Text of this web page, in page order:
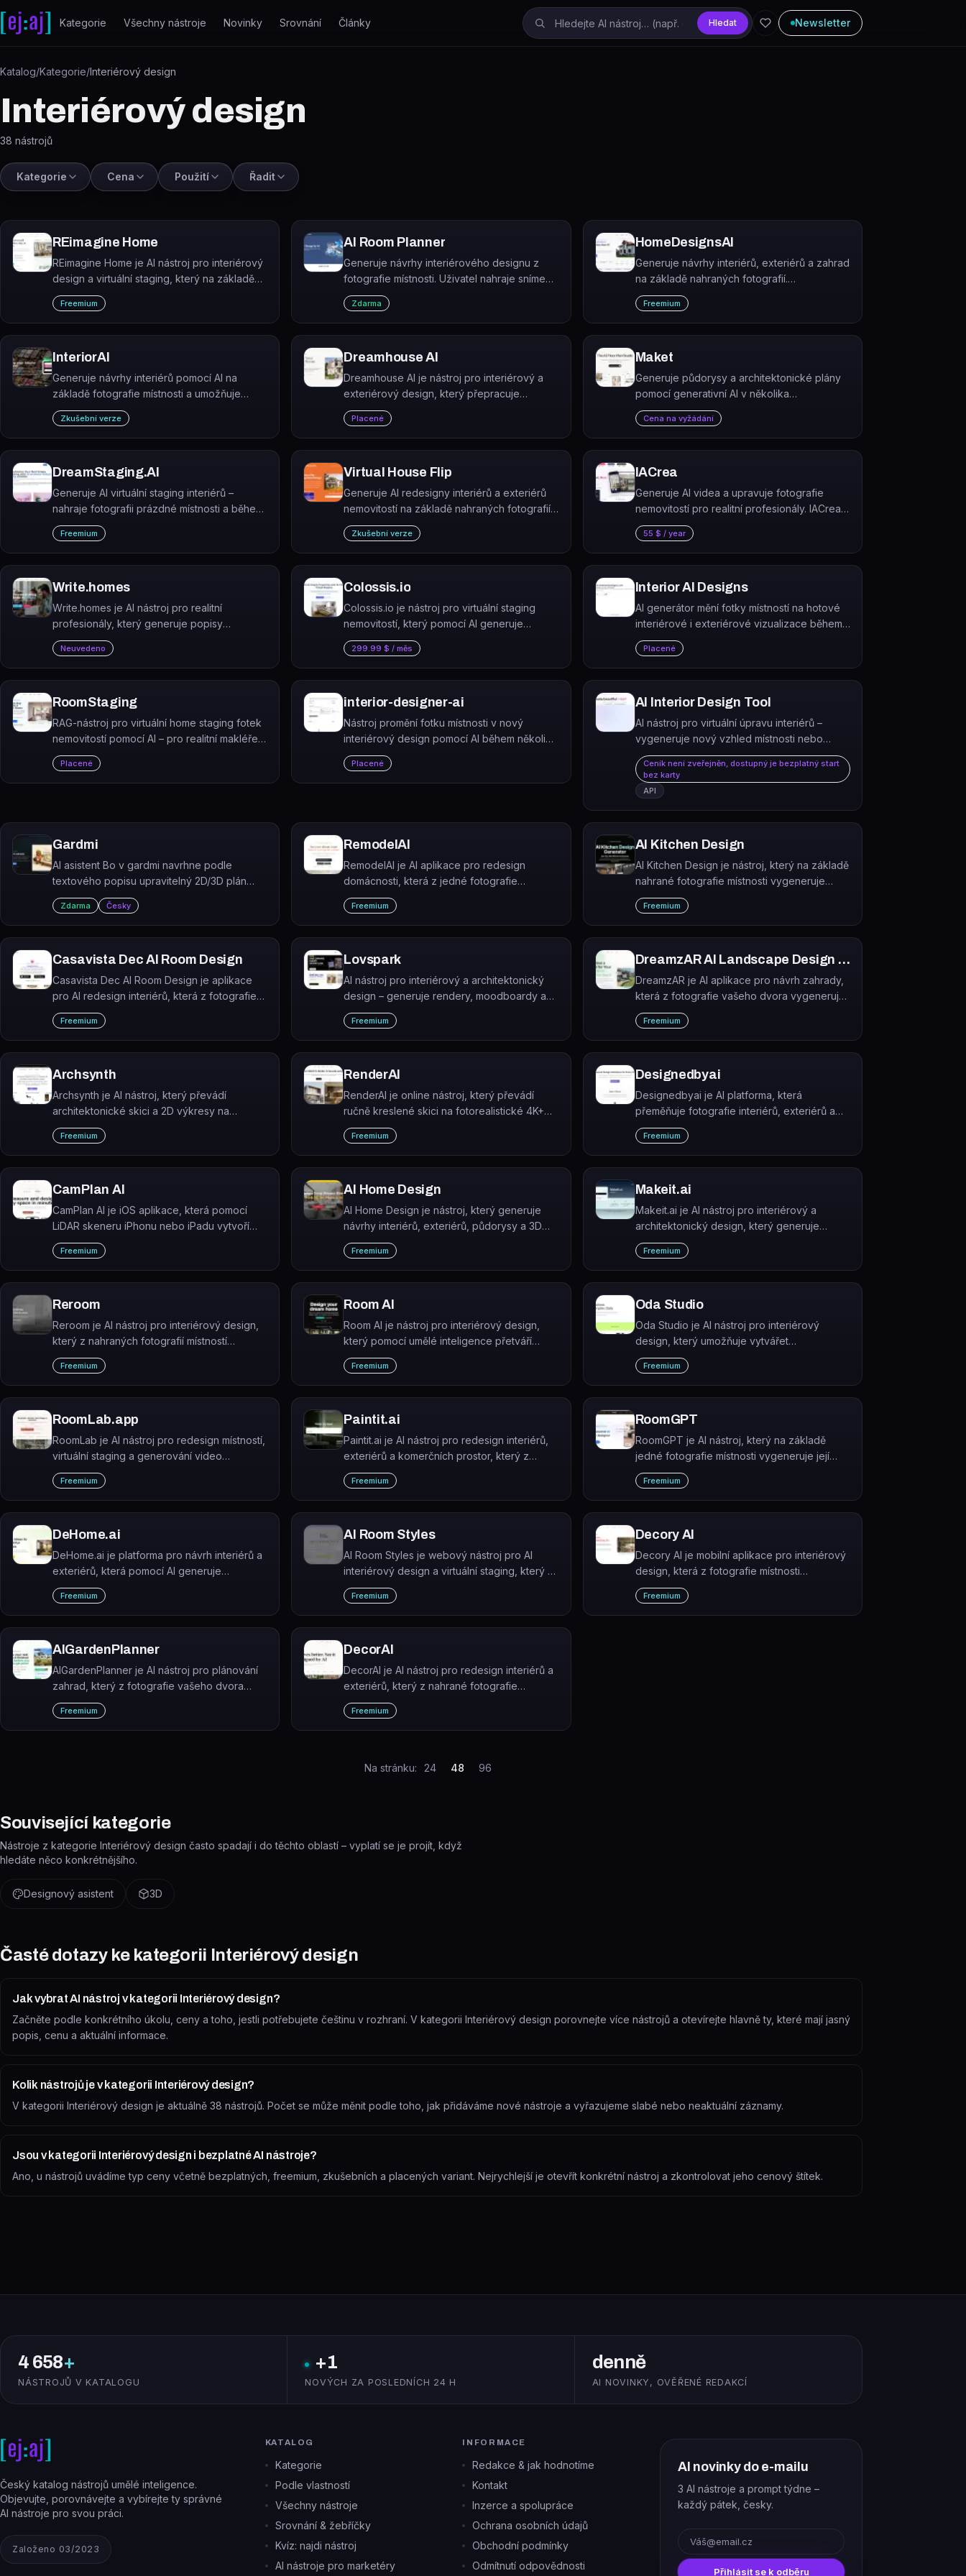
Přeskočit na obsah
Kategorie Všechny nástroje Novinky Srovnání Články Hledat Newsletter
Katalog/Kategorie/Interiérový design
Interiérový design
38 nástrojů
Kategorie Cena Použití Řadit
REimagine Home
REimagine Home je AI nástroj pro interiérový
design a virtuální staging, který na základě
nahrané fotografie místnosti generuje nové
designové návrhy.
Freemium
AI Room Planner
Generuje návrhy interiérového designu z
fotografie místnosti. Uživatel nahraje snímek,
vybere styl a typ místnosti, a AI okamžitě
vytvoří vizualizace redesignu.
Zdarma
HomeDesignsAI
Generuje návrhy interiérů, exteriérů a zahrad
na základě nahraných fotografií.
HomeDesignsAI je AI nástroj pro redesign
domácích prostorů s více než 80 styly.
Freemium
InteriorAI
Generuje návrhy interiérů pomocí AI na
základě fotografie místnosti a umožňuje
virtuální staging pro realitní inzeráty.
Zkušební verze
Dreamhouse AI
Dreamhouse AI je nástroj pro interiérový a
exteriérový design, který přepracuje
libovolnou místnost na základě nahraté
fotografie.
Placené
Maket
Generuje půdorysy a architektonické plány
pomocí generativní AI v několika
jednoduchých krocích.
Cena na vyžádání
DreamStaging.AI
Generuje AI virtuální staging interiérů –
nahraje fotografii prázdné místnosti a během
minut vytvoří desítky profesionálně
zařízených variant v různých stylech.
Freemium
Virtual House Flip
Generuje AI redesigny interiérů a exteriérů
nemovitostí na základě nahraných fotografií.
Virtual House Flip je webový nástroj pro
virtuální přeměnu domů určený majitelům,
designérům i realitním investorům.
Zkušební verze
IACrea
Generuje AI videa a upravuje fotografie
nemovitostí pro realitní profesionály. IACrea
je platforma, která převádí fotografie bytů a
domů na profesionální videa a home staging
snímky.
55 $ / year
Write.homes
Write.homes je AI nástroj pro realitní
profesionály, který generuje popisy
nemovitostí, průvodce čtvrtěmi a e-mailové
šablony.
Neuvedeno
Colossis.io
Colossis.io je nástroj pro virtuální staging
nemovitostí, který pomocí AI generuje
profesionálně zařízené fotografie prázdných
místností v rozlišení až 8K.
299.99 $ / měs
Interior AI Designs
AI generátor mění fotky místností na hotové
interiérové i exteriérové vizualizace během
sekund.
Placené
RoomStaging
RAG-nástroj pro virtuální home staging fotek
nemovitostí pomocí AI – pro realitní makléře,
správce nemovitostí a interiérové designéry.
Placené
interior-designer-ai
Nástroj promění fotku místnosti v nový
interiérový design pomocí AI během několika
sekund.
Placené
AI Interior Design Tool
AI nástroj pro virtuální úpravu interiérů –
vygeneruje nový vzhled místnosti nebo
virtuální home staging během 10 sekund.
Ceník není zveřejněn, dostupný je bezplatný start
bez karty
API
Gardmi
AI asistent Bo v gardmi navrhne podle
textového popisu upravitelný 2D/3D plán
zahrady s domem, cestami, výsadbou a
odvodněním.
Zdarma Česky
RemodelAI
RemodelAI je AI aplikace pro redesign
domácnosti, která z jedné fotografie
místnosti vygeneruje fotorealistický návrh ve
více než 30 stylech přibližně za 10 sekund.
Freemium
AI Kitchen Design
AI Kitchen Design je nástroj, který na základě
nahrané fotografie místnosti vygeneruje
fotorealistické návrhy redesignu kuchyně ve
více než 70 stylech během 60 sekund.
Freemium
Casavista Dec AI Room Design
Casavista Dec AI Room Design je aplikace
pro AI redesign interiérů, která z fotografie
místnosti vygeneruje nový návrh v jednom z
více než 100 stylů za 20–30 sekund.
Freemium
Lovspark
AI nástroj pro interiérový a architektonický
design – generuje rendery, moodboardy a
3D modely z půdorysů či fotek.
Freemium
DreamzAR AI Landscape Design Ideas
DreamzAR je AI aplikace pro návrh zahrady,
která z fotografie vašeho dvora vygeneruje
vizualizaci nového designu ve stylu podle
výběru.
Freemium
Archsynth
Archsynth je AI nástroj, který převádí
architektonické skici a 2D výkresy na
fotorealistické rendery během několika
sekund.
Freemium
RenderAI
RenderAI je online nástroj, který převádí
ručně kreslené skici na fotorealistické 4K+
rendery a videa pomocí umělé inteligence.
Freemium
Designedbyai
Designedbyai je AI platforma, která
přeměňuje fotografie interiérů, exteriérů a
zahrad na profesionální 8K vizualizace v
různých designových stylech.
Freemium
CamPlan AI
CamPlan AI je iOS aplikace, která pomocí
LiDAR skeneru iPhonu nebo iPadu vytvoří
přesné 2D a 3D půdorysy místnosti během
několika minut.
Freemium
AI Home Design
AI Home Design je nástroj, který generuje
návrhy interiérů, exteriérů, půdorysy a 3D
modely z textového popisu nebo nahraného
obrázku.
Freemium
Makeit.ai
Makeit.ai je AI nástroj pro interiérový a
architektonický design, který generuje
půdorysy, 3D vizualizace a návrhy prostorů.
Freemium
Reroom
Reroom je AI nástroj pro interiérový design,
který z nahraných fotografií místností
generuje fotorealistické vizualizace v
různých stylech.
Freemium
Room AI
Room AI je nástroj pro interiérový design,
který pomocí umělé inteligence přetváří
fotografie místností do profesionálních
návrhů ve více než 40 stylech.
Freemium
Oda Studio
Oda Studio je AI nástroj pro interiérový
design, který umožňuje vytvářet
moodboardy, vizualizovat pokoje a
generovat návrhy interiérů podle zvolených
stylů a barev.
Freemium
RoomLab.app
RoomLab je AI nástroj pro redesign místností,
virtuální staging a generování video
prohlídek z jediné fotografie.
Freemium
Paintit.ai
Paintit.ai je AI nástroj pro redesign interiérů,
exteriérů a komerčních prostor, který z
fotografie místnosti vygeneruje nové
designové návrhy.
Freemium
RoomGPT
RoomGPT je AI nástroj, který na základě
jedné fotografie místnosti vygeneruje její
redesign v různých interiérových stylech.
Freemium
DeHome.ai
DeHome.ai je platforma pro návrh interiérů a
exteriérů, která pomocí AI generuje
profesionální vizualizace místností, fasád,
zahrad a půdorysů.
Freemium
AI Room Styles
AI Room Styles je webový nástroj pro AI
interiérový design a virtuální staging, který z
fotografie místnosti vygeneruje
fotorealistický návrh redesignu v řádu
sekund.
Freemium
Decory AI
Decory AI je mobilní aplikace pro interiérový
design, která z fotografie místnosti
vygeneruje fotorealistický redesign v
jednom z 15+ stylů přibližně za 30 sekund.
Freemium
AIGardenPlanner
AIGardenPlanner je AI nástroj pro plánování
zahrad, který z fotografie vašeho dvora
vygeneruje vizualizaci hotové zahrady
včetně doporučení rostlin a rozvržení
výsadby.
Freemium
DecorAI
DecorAI je AI nástroj pro redesign interiérů a
exteriérů, který z nahrané fotografie
místnosti, kuchyně, fasády nebo zahrady
vygeneruje fotorealistický návrh v řádu
sekund.
Freemium
Na stránku: 24 48 96
Související kategorie
Nástroje z kategorie Interiérový design často spadají i do těchto oblastí – vyplatí se je projít, když
hledáte něco konkrétnějšího.
Designový asistent 3D
Časté dotazy ke kategorii Interiérový design
Jak vybrat AI nástroj v kategorii Interiérový design?
Začněte podle konkrétního úkolu, ceny a toho, jestli potřebujete češtinu v rozhraní. V kategorii Interiérový design porovnejte více nástrojů a otevírejte hlavně ty, které mají jasný
popis, cenu a aktuální informace.
Kolik nástrojů je v kategorii Interiérový design?
V kategorii Interiérový design je aktuálně 38 nástrojů. Počet se může měnit podle toho, jak přidáváme nové nástroje a vyřazujeme slabé nebo neaktuální záznamy.
Jsou v kategorii Interiérový design i bezplatné AI nástroje?
Ano, u nástrojů uvádíme typ ceny včetně bezplatných, freemium, zkušebních a placených variant. Nejrychlejší je otevřít konkrétní nástroj a zkontrolovat jeho cenový štítek.
4 658+
NÁSTROJŮ V KATALOGU
+1
NOVÝCH ZA POSLEDNÍCH 24 H
denně
AI NOVINKY, OVĚŘENÉ REDAKCÍ
Český katalog nástrojů umělé inteligence.
Objevujte, porovnávejte a vybírejte ty správné
AI nástroje pro svou práci.
Založeno 03/2023
KATALOG
Kategorie
Podle vlastností
Všechny nástroje
Srovnání & žebříčky
Kvíz: najdi nástroj
AI nástroje pro marketéry
INFORMACE
Redakce & jak hodnotíme
Kontakt
Inzerce a spolupráce
Ochrana osobních údajů
Obchodní podmínky
Odmítnutí odpovědnosti
AI novinky do e-mailu
3 AI nástroje a prompt týdne –
každý pátek, česky.
Přihlásit se k odběru